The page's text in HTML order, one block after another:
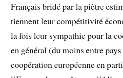
Français bridé par la piètre
tiennent leur compétitivité
la fois leur sympathie pour la
en général (du moins entre
coopération européenne en